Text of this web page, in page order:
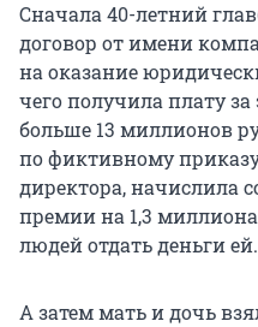
Сначала 40-летний
договор от имени
на оказание
чего получила плату
больше 13 миллионов
по фиктивному
директора, начислила
премии на 1,3
людей отдать деньги ей.
А затем мать и дочь